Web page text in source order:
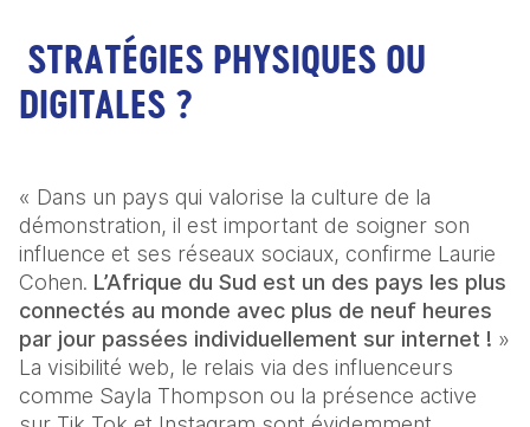
STRATÉGIES PHYSIQUES OU
DIGITALES ?
« Dans un pays qui valorise la culture de la
démonstration, il est important de soigner son
influence et ses réseaux sociaux, confirme Laurie
Cohen. L’Afrique du Sud est un des pays les plus
connectés au monde avec plus de neuf heures
par jour passées individuellement sur internet ! »
La visibilité web, le relais via des influenceurs
comme Sayla Thompson ou la présence active